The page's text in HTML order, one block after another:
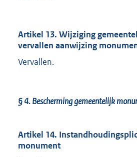
Artikel 13. Wijziging
vervallen aanwijzing
Vervallen.
§ 4.Bescherming gemeentelijk
Artikel 14.
monument